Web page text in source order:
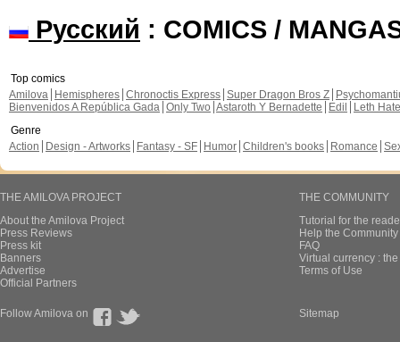
Русский : COMICS /
Top comics
Amilova
Hemispheres Chronoctis Express Super Dragon Bros Z
Bienvenidos A República Gada Only Two Astaroth Y Bernadette Edil
Leth Hate
Genre
Action
Design - Artworks Fantasy - SF Humor Children's books Romance
THE AMILOVA PROJECT
About the Amilova Project
Press Reviews
Press kit
Banners
Advertise
Official Partners
THE COMMUNITY
Tutorial for the
Help the
FAQ
Virtual currency :
Terms of Use
Follow Amilova on Sitemap